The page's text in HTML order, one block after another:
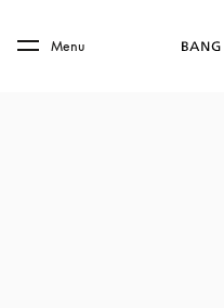
Skip to main footer
Menu